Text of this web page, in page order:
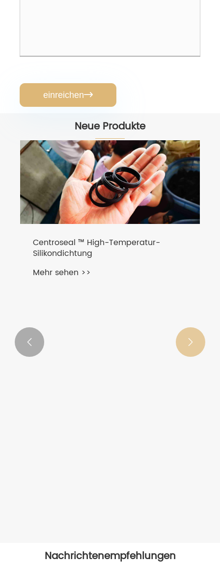
einreichen
Neue Produkte
Centroseal ™ High-Temperatur-
Silikondichtung
Mehr sehen >>
 
Nachrichtenempfehlungen